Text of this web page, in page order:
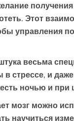
получения
Этот
управления
весьма
стрессе, и
ночью и при
мозг можно
научиться